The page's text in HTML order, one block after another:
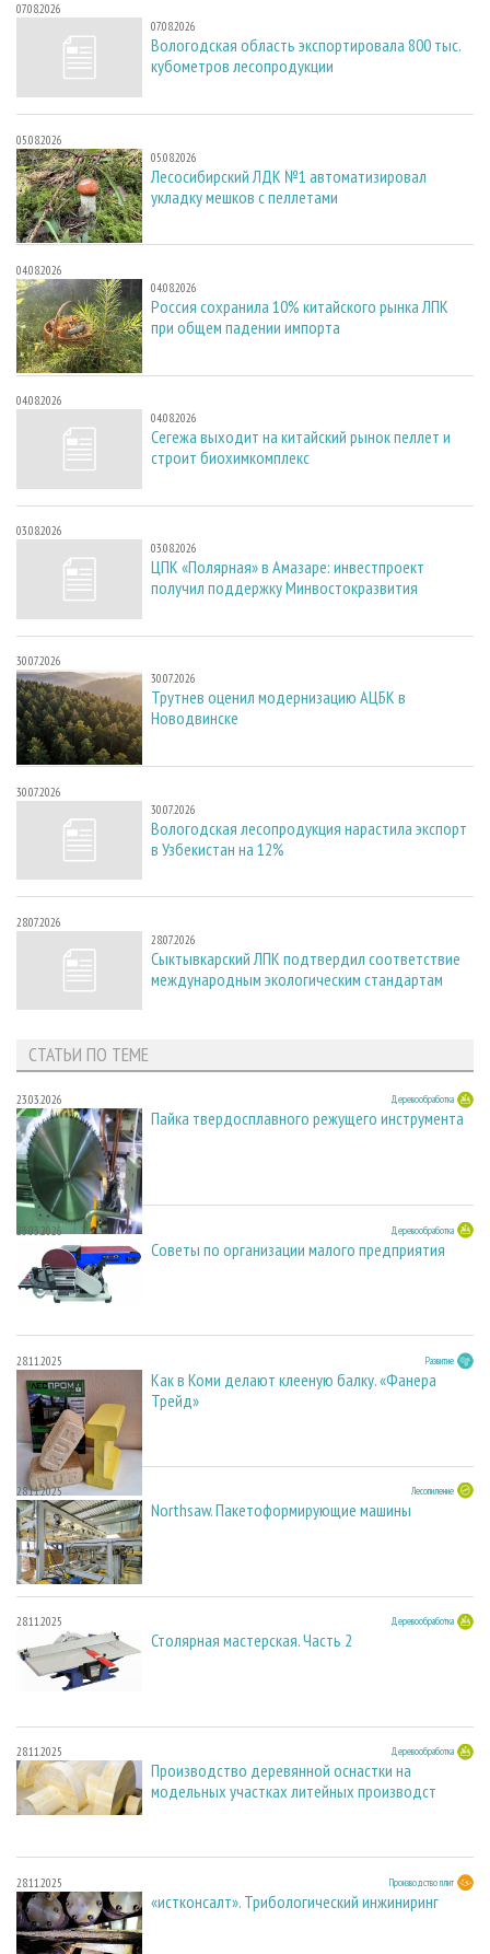
07.08.2026
07.08.2026
Вологодская область экспортировала 800 тыс.
кубометров лесопродукции
05.08.2026
05.08.2026
Лесосибирский ЛДК №1 автоматизировал
укладку мешков с пеллетами
04.08.2026
04.08.2026
Россия сохранила 10% китайского рынка ЛПК
при общем падении импорта
04.08.2026
04.08.2026
Сегежа выходит на китайский рынок пеллет и
строит биохимкомплекс
03.08.2026
03.08.2026
ЦПК «Полярная» в Амазаре: инвестпроект
получил поддержку Минвостокразвития
30.07.2026
30.07.2026
Трутнев оценил модернизацию АЦБК в
Новодвинске
30.07.2026
30.07.2026
Вологодская лесопродукция нарастила экспорт
в Узбекистан на 12%
28.07.2026
28.07.2026
Сыктывкарский ЛПК подтвердил соответствие
международным экологическим стандартам
СТАТЬИ ПО ТЕМЕ
23.03.2026 Деревообработка
Пайка твердосплавного режущего инструмента
23.03.2026 Деревообработка
Советы по организации малого предприятия
28.11.2025 Развитие
Как в Коми делают клееную балку. «Фанера
Трейд»
28.11.2025 Лесопиление
Northsaw. Пакетоформирующие машины
28.11.2025 Деревообработка
Столярная мастерская. Часть 2
28.11.2025 Деревообработка
Производство деревянной оснастки на
модельных участках литейных производст
28.11.2025 Производство плит
«истконсалт». Трибологический инжиниринг